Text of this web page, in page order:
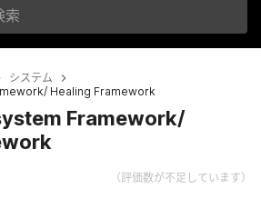
システム
Healing Framework
Framework/
（評価数が不足しています）